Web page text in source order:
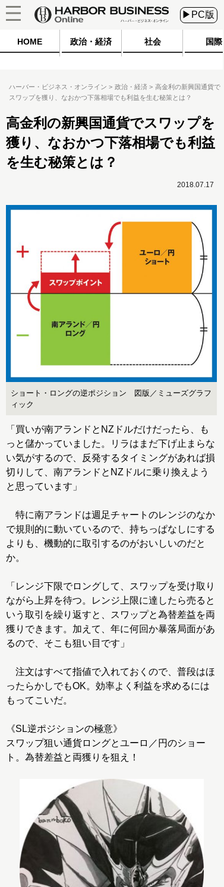
▶PC版
HOME 政治・経済 社会 国際
ハーバー・ビジネス・オンライン 政治・経済
高金利の新興国通貨で
スワップを獲り、なおかつ下落相場でも利益を生む秘策とは？
高金利の新興国通貨でスワップを
獲り、なおかつ下落相場でも利益
を生む秘策とは？
2018.07.17
ショート・ロングの逆ポジション 図版／ミューズグラフ
ィック
「買いが南アランドとNZドルだけだったら、も
っと儲かっていました。リラはまだ下げ止まらな
い気がするので、反発するタイミングがあれば損
切りして、南アランドとNZドルに乗り換えよう
と思っています」
特に南アランドは週足チャートのレンジのなか
で規則的に動いているので、持ちっぱなしにする
よりも、機動的に取引するのがおいしいのだと
か。
「レンジ下限でロングして、スワップを受け取り
ながら上昇を待つ。レンジ上限に達したら売ると
いう取引を繰り返すと、スワップと為替差益を両
獲りできます。加えて、年に何回か暴落局面があ
るので、そこも狙い目です」
注文はすべて指値で入れておくので、普段はほ
ったらかしでもOK。効率よく利益を求めるには
もってこいだ。
《SL逆ポジションの極意》
スワップ狙い通貨ロングとユーロ／円のショー
ト。為替差益と両獲りを狙え！